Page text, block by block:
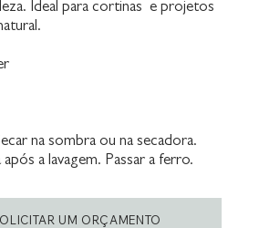
Ideal para cortinas e projetos
na sombra ou na secadora.
a lavagem. Passar a ferro.
UM ORÇAMENTO